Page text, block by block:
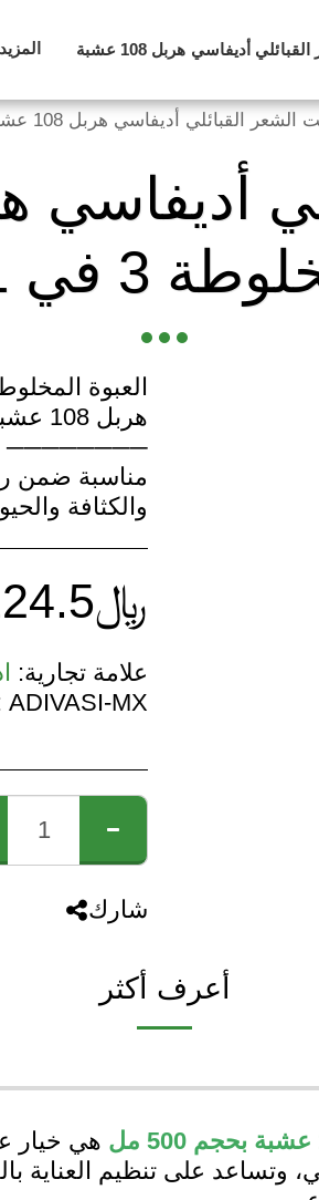
أديفاسي هربل 108 عشبة المزيد
القبائلي أديفاسي هربل 108 عشبة – العبوة المخلوطة 3 في 1 500 مل
1 500 مل
مناسبة ضمن
والكثافة
﷼
علامة تجارية:
ADIVASI-MX
شارك
أعرف أكثر
هي خيار